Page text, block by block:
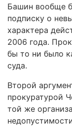
Башин вообще
подписку о
характера
2006 года.
бы то ни было
суда.
Второй
прокуратурой
той же